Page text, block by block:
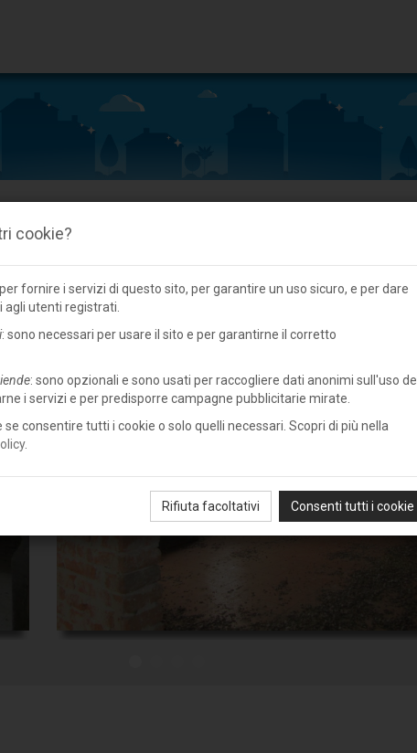
cookie?
fornire i servizi di questo sito, per garantire un uso sicuro, e per dare
agli utenti registrati.
: sono necessari per usare il sito e per garantirne il corretto
: sono opzionali e sono usati per raccogliere dati anonimi sull'uso del
i servizi e per predisporre campagne pubblicitarie mirate.
se consentire tutti i cookie o solo quelli necessari. Scopri di più nella
.
Rifiuta facoltativi Consenti tutti i cookie
quadrifamiliare in vendita a Suzzara, centro